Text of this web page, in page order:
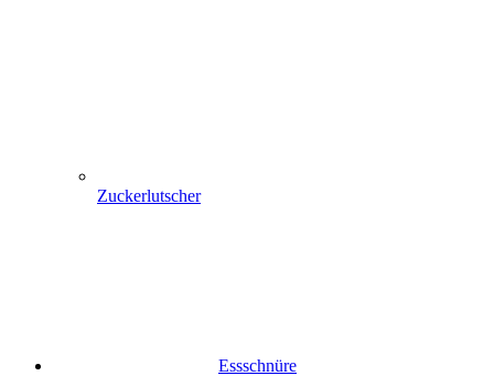
Zuckerlutscher
Essschnüre